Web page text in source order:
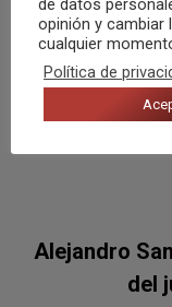
entre
Última gira
Alejandro
del
de datos
opinión y cambiar
cualquier
Política de